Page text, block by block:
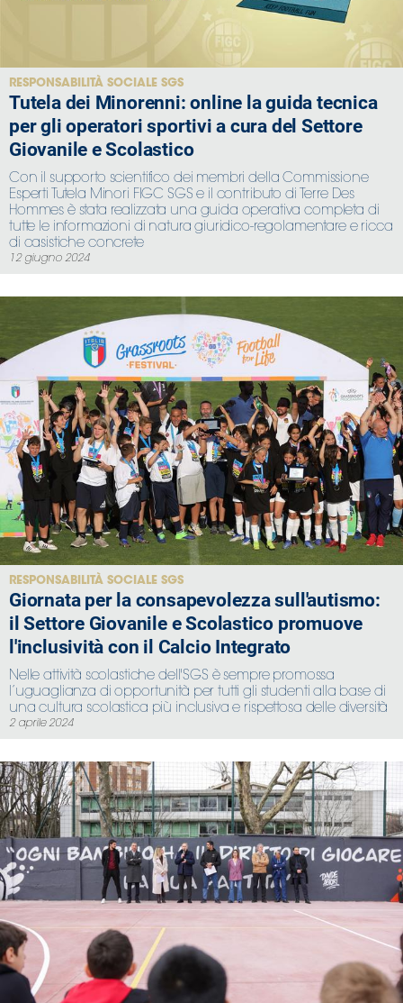
RESPONSABILITÀ SOCIALE SGS
Tutela dei Minorenni: online la guida tecnica
per gli operatori sportivi a cura del Settore
Giovanile e Scolastico
Con il supporto scientifico dei membri della Commissione
Esperti Tutela Minori FIGC SGS e il contributo di Terre Des
Hommes è stata realizzata una guida operativa completa di
tutte le informazioni di natura giuridico-regolamentare e ricca
di casistiche concrete
12 giugno 2024
RESPONSABILITÀ SOCIALE SGS
Giornata per la consapevolezza sull'autismo:
il Settore Giovanile e Scolastico promuove
l'inclusività con il Calcio Integrato
Nelle attività scolastiche dell'SGS è sempre promossa
l’uguaglianza di opportunità per tutti gli studenti alla base di
una cultura scolastica più inclusiva e rispettosa delle diversità
2 aprile 2024